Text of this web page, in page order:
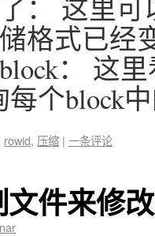
： 这里
格式已经
： 这
每个block
rowid, 压缩 | 一条评论
件来修